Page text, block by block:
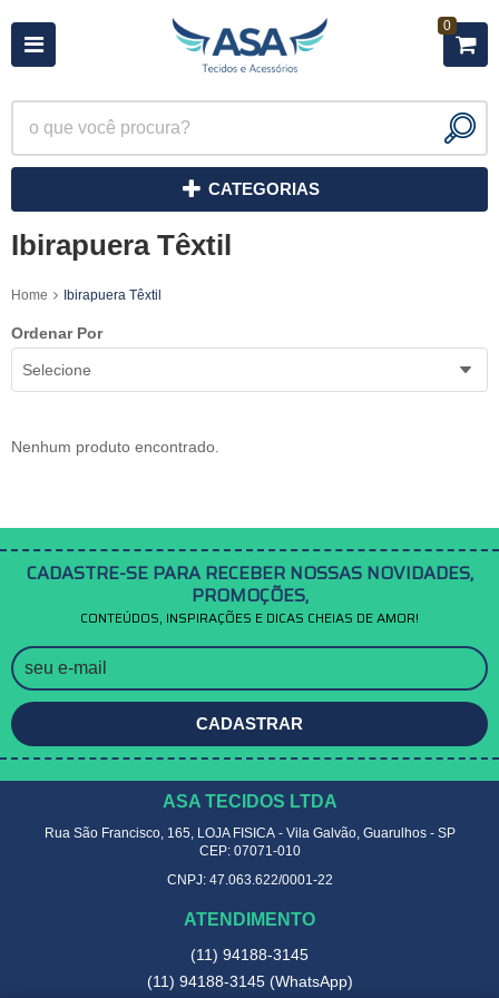
0
CATEGORIAS
Ibirapuera Têxtil
Home Ibirapuera Têxtil
Ordenar Por
Selecione
Nenhum produto encontrado.
CADASTRE-SE PARA RECEBER NOSSAS NOVIDADES,
PROMOÇÕES,
CONTEÚDOS, INSPIRAÇÕES E DICAS CHEIAS DE AMOR!
CADASTRAR
ASA TECIDOS LTDA
Rua São Francisco, 165, LOJA FISICA- Vila Galvão, Guarulhos- SP
CEP: 07071-010
CNPJ: 47.063.622/0001-22
ATENDIMENTO
(11) 94188-3145
(11) 94188-3145 (WhatsApp)